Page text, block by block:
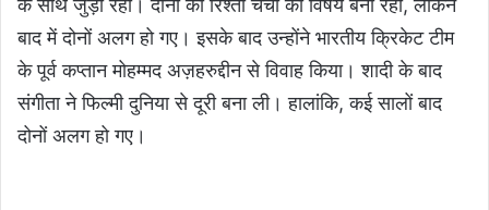
बाद में दोनों अलग हो गए। इसके बाद उन्होंने भारतीय क्रिकेट टीम
के पूर्व कप्तान मोहम्मद अज़हरुद्दीन से विवाह किया। शादी के बाद
संगीता ने फिल्मी दुनिया से दूरी बना ली। हालांकि, कई सालों बाद
दोनों अलग हो गए।